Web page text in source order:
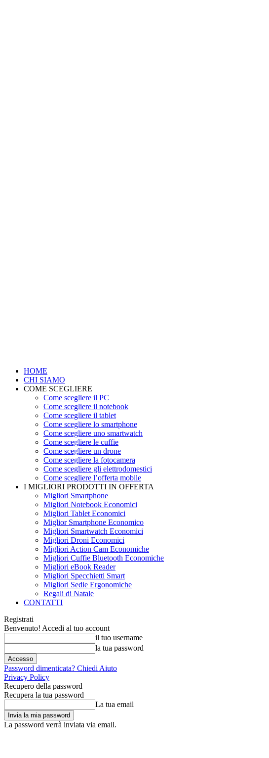
HOME
CHI SIAMO
COME SCEGLIERE
Come scegliere il PC
Come scegliere il notebook
Come scegliere il tablet
Come scegliere lo smartphone
Come scegliere uno smartwatch
Come scegliere le cuffie
Come scegliere un drone
Come scegliere la fotocamera
Come scegliere gli elettrodomestici
Come scegliere l’offerta mobile
I MIGLIORI PRODOTTI IN OFFERTA
Migliori Smartphone
Migliori Notebook Economici
Migliori Tablet Economici
Miglior Smartphone Economico
Migliori Smartwatch Economici
Migliori Droni Economici
Migliori Action Cam Economiche
Migliori Cuffie Bluetooth Economiche
Migliori eBook Reader
Migliori Specchietti Smart
Migliori Sedie Ergonomiche
Regali di Natale
CONTATTI
Registrati
Benvenuto! Accedi al tuo account
il tuo username
la tua password
Password dimenticata? Chiedi Aiuto
Privacy Policy
Recupero della password
Recupera la tua password
La tua email
La password verrà inviata via email.